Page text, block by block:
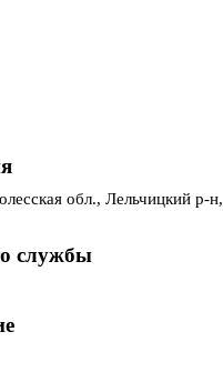
обл., Лельчицкий р-н,
службы